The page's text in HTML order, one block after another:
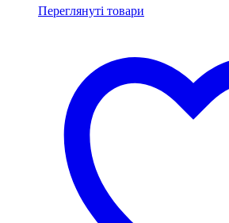
Переглянуті товари